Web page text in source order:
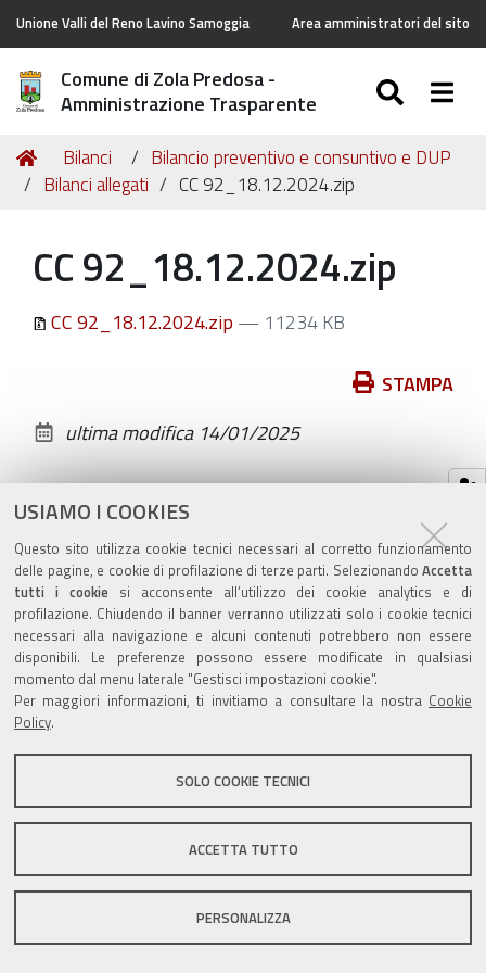
USIAMO I COOKIES
Questo sito utilizza cookie tecnici necessari al corretto funzionamento
delle pagine, e cookie di profilazione di terze parti. Selezionando Accetta
tutti i cookiesi acconsente all’utilizzo dei cookie analytics e di
profilazione. Chiudendo il banner verranno utilizzati solo i cookie tecnici
necessari alla navigazione e alcuni contenuti potrebbero non essere
disponibili. Le preferenze possono essere modificate in qualsiasi
momento dal menu laterale "Gestisci impostazioni cookie".
Per maggiori informazioni, ti invitiamo a consultare la nostra Cookie
Policy.
SOLO COOKIE TECNICI
ACCETTA TUTTO
PERSONALIZZA
Unione Valli del Reno Lavino Samoggia Area amministratori del sito
Comune di Zola Predosa -
Amministrazione Trasparente
Tu
sei
Home
Bilanci
Bilancio preventivo e consuntivo e DUP
Bilanci allegati
CC 92_18.12.2024.zip
CC 92_18.12.2024.zip
CC 92_18.12.2024.zip — 11234 KB
documento
STAMPA
ultima modifica 14/01/2025
Valuta questo sito
Sito istituzionale Comune di Zola Predosa
Privacy policy|DPO|Accessibilità